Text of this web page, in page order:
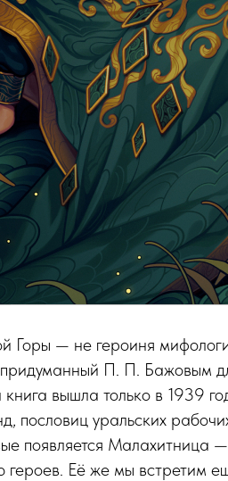
Горы — не героиня
придуманный П. П. Бажовым
вышла только в 1939
пословиц уральских
появляется Малахитница
героев. Её же мы встретим